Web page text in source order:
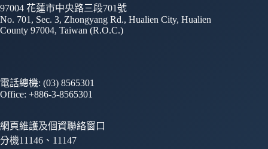
97004 花蓮市中央路三段701號
No. 701, Sec. 3, Zhongyang Rd., Hualien City, Hualien
County 97004, Taiwan (R.O.C.)
電話總機: (03) 8565301
Office: +886-3-8565301
網頁維護及個資聯絡窗口
分機11146、11147